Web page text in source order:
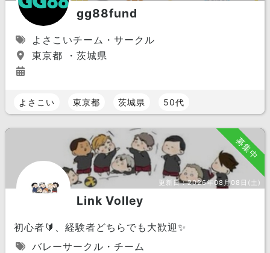
gg88fund
よさこいチーム・サークル
東京都 ・茨城県
よさこい 東京都 茨城県 50代
募集中
更新日：2026年08月08日(土)
Link Volley
初心者🔰、経験者どちらでも大歓迎✨
バレーサークル・チーム